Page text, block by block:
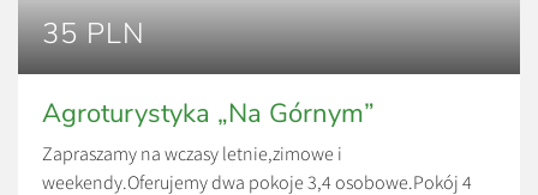
35 PLN
Agroturystyka „Na Górnym”
Zapraszamy na wczasy letnie,zimowe i
weekendy.Oferujemy dwa pokoje 3,4 osobowe.Pokój 4